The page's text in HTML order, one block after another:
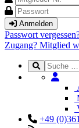
Anmelden
Passwort
Zugang? Mitglied
+49